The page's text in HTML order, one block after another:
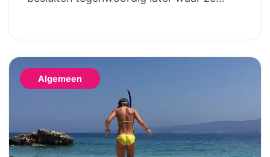
niet helemaal bij jullie past. Wie houdt van
het buitenleven, maar niet wil slepen met
Algemeen